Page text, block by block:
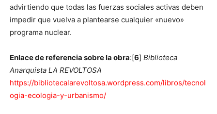
advirtiendo que todas las fuerzas sociales activas deben
impedir que vuelva a plantearse cualquier «nuevo»
programa nuclear.
Enlace de referencia sobre la obra:[6] Biblioteca
Anarquista LA REVOLTOSA
https://bibliotecalarevoltosa.wordpress.com/libros/tecnol
ogia-ecologia-y-urbanismo/